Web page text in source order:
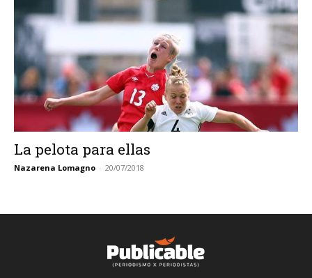
La pelota para ellas
Nazarena Lomagno - 20/07/2018